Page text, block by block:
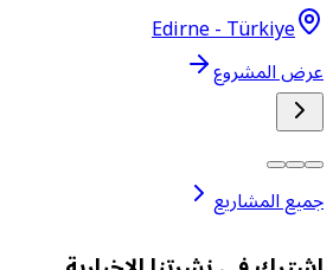
Edirne - Türkiye
عرض المشروع
جميع المشاريع